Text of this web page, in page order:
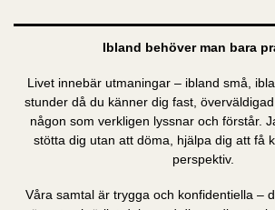
Ibland behöver man bara
Livet innebär utmaningar – ibland små,
stunder då du känner dig fast,
någon som verkligen lyssnar och förstår.
stötta dig utan att döma, hjälpa dig att få
perspektiv.
Våra samtal är trygga och konfidentiella –